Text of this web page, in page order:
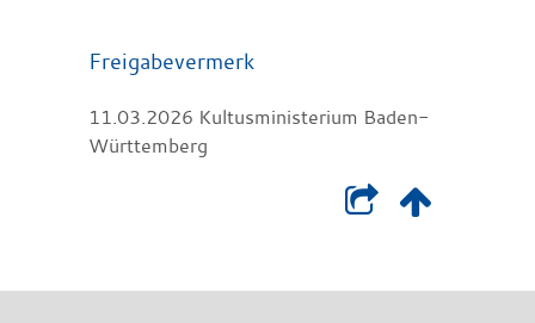
Freigabevermerk
11.03.2026 Kultusministerium Baden-
Württemberg